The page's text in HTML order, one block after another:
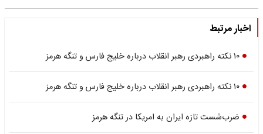
اخبار مرتبط
۱۰ نکته راهبردی رهبر انقلاب درباره خلیج فارس و تنگه هرمز
۱۰ نکته راهبردی رهبر انقلاب درباره خلیج فارس و تنگه هرمز
ضرب‌شست تازه ایران به امریکا در تنگه هرمز